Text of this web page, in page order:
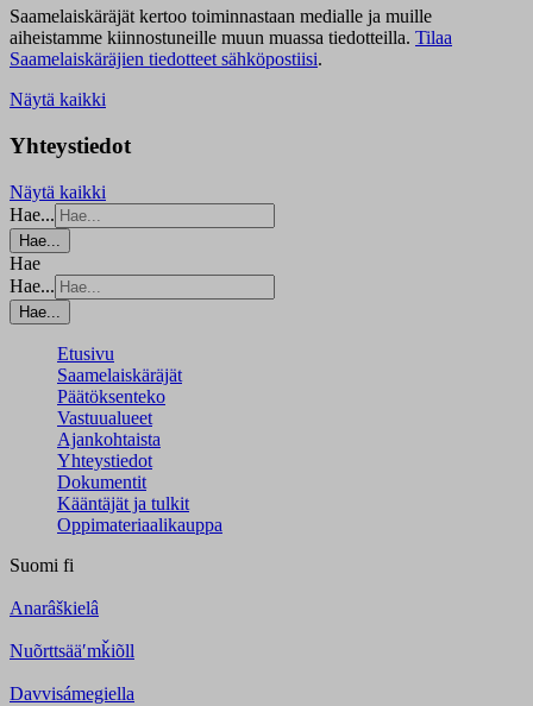
Saamelaiskäräjät kertoo toiminnastaan medialle ja muille
aiheistamme kiinnostuneille muun muassa tiedotteilla. Tilaa
Saamelaiskäräjien tiedotteet sähköpostiisi.
Näytä kaikki
Yhteystiedot
Näytä kaikki
Hae...
Hae...
Hae
Hae...
Hae...
Etusivu
Saamelaiskäräjät
Päätöksenteko
Vastuualueet
Ajankohtaista
Yhteystiedot
Dokumentit
Kääntäjät ja tulkit
Oppimateriaalikauppa
Suomi fi
Anarâškielâ
Nuõrttsääʹmǩiõll
Davvisámegiella